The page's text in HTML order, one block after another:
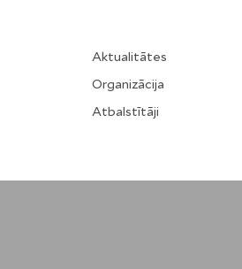
Aktualitātes
Organizācija
Atbalstītāji